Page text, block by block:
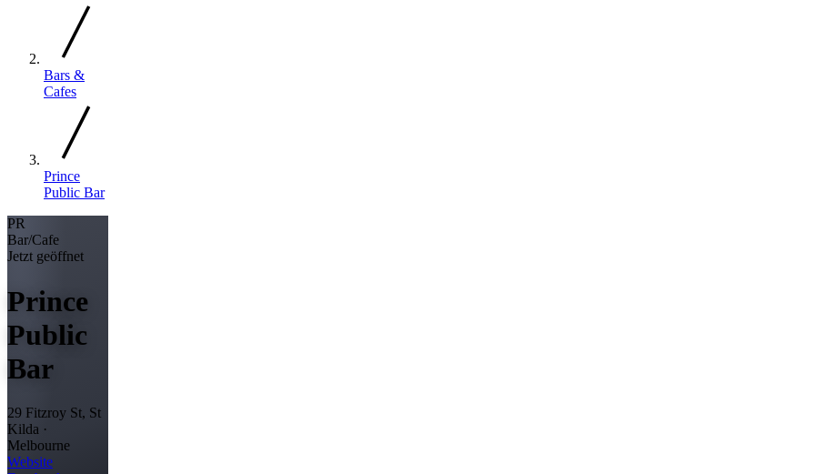
Bars &
Cafes
Prince
Public Bar
PR
Bar/Cafe
Jetzt geöffnet
Prince
Public
Bar
29 Fitzroy St, St
Kilda ·
Melbourne
Website